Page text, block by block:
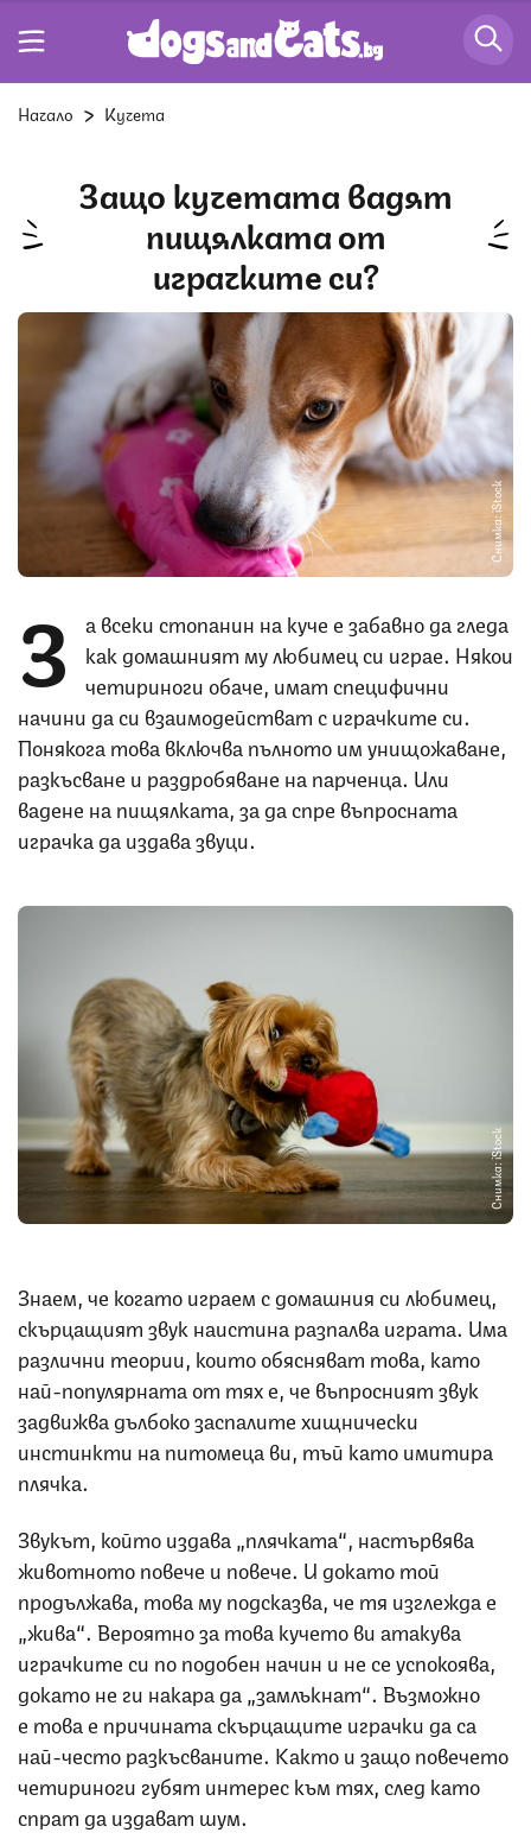
Начало Кучета
Защо кучетата вадят
пищялката от
играчките си?
Снимка: iStock
З
а всеки стопанин на куче е забавно да гледа
как домашният му любимец си играе. Някои
четириноги обаче, имат специфични
начини да си взаимодействат с играчките си.
Понякога това включва пълното им унищожаване,
разкъсване и раздробяване на парченца. Или
вадене на пищялката, за да спре въпросната
играчка да издава звуци.
Снимка: iStock
Знаем, че когато играем с домашния си любимец,
скърцащият звук наистина разпалва играта. Има
различни теории, които обясняват това, като
най-популярната от тях е, че въпросният звук
задвижва дълбоко заспалите хищнически
инстинкти на питомеца ви, тъй като имитира
плячка.
Звукът, който издава „плячката“, настървява
животното повече и повече. И докато той
продължава, това му подсказва, че тя изглежда е
„жива“. Вероятно за това кучето ви атакува
играчките си по подобен начин и не се успокоява,
докато не ги накара да „замлъкнат“. Възможно
е това е причината скърцащите играчки да са
най-често разкъсваните. Както и защо повечето
четириноги губят интерес към тях, след като
спрат да издават шум.